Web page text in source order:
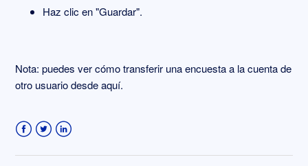
Haz clic en "Guardar".
Nota: puedes ver cómo transferir una encuesta a la cuenta de
otro usuario desdeaquí.